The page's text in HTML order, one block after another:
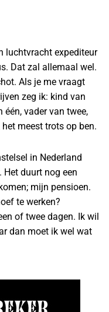
luchtvracht expediteur
Dat zal allemaal wel.
Als je me vraagt
zeg ik: kind van
één, vader van twee,
meest trots op ben.
in Nederland
duurt nog een
mijn pensioen.
te werken?
of twee dagen. Ik wil
dan moet ik wel wat